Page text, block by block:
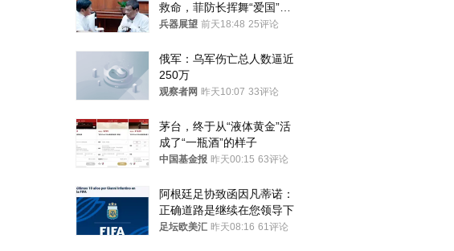
救命，菲防长挥舞“爱国”大
棒，谁亲华谁下台？
兵器展望 前天18:48 25评论
俄军：乌军伤亡总人数逼近
250万
观察者网 昨天10:07 33评论
茅台，终于从“液体黄金”活
成了“一瓶酒”的样子
中国基金报 昨天00:15 63评论
阿根廷足协致函因凡蒂诺：
正确道路是继续在您领导下
足坛欧美汇 昨天08:16 61评论